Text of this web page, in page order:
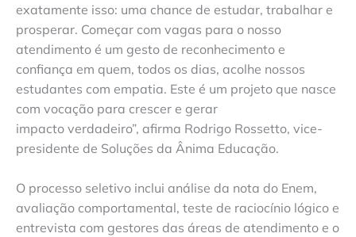
exatamente isso: uma chance de estudar, trabalhar e
prosperar. Começar com vagas para o nosso
atendimento é um gesto de reconhecimento e
confiança em quem, todos os dias, acolhe nossos
estudantes com empatia. Este é um projeto que nasce
com vocação para crescer e gerar
impacto verdadeiro”, afirma Rodrigo Rossetto, vice-
presidente de Soluções da Ânima Educação.
O processo seletivo inclui análise da nota do Enem,
avaliação comportamental, teste de raciocínio lógico e
entrevista com gestores das áreas de atendimento e o